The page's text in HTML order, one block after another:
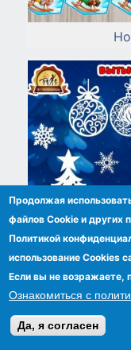
Вытынанки
Продолжая
файлов Сookie и других
Политикой
использование Cookies
Если вы не возражаете,
Ознакомиться с
Да, я согласен